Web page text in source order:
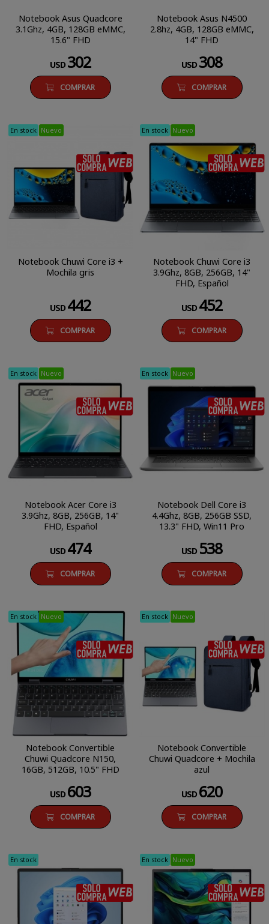
Notebook Asus Quadcore
3.1Ghz, 4GB, 128GB eMMC,
15.6" FHD
USD 302
COMPRAR
Notebook Asus N4500
2.8hz, 4GB, 128GB eMMC,
14" FHD
USD 308
COMPRAR
En stock
SÓLO COMPRA WEB
Nuevo
Notebook Chuwi Core i3 +
Mochila gris
USD 442
COMPRAR
En stock Nuevo
Notebook Chuwi Core i3
3.9Ghz, 8GB, 256GB, 14"
FHD, Español
USD 452
COMPRAR
En stock
SÓLO COMPRA WEB
Nuevo
Notebook Acer Core i3
3.9Ghz, 8GB, 256GB, 14"
FHD, Español
USD 474
COMPRAR
En stock Nuevo
Notebook Dell Core i3
4.4Ghz, 8GB, 256GB SSD,
13.3" FHD, Win11 Pro
USD 538
COMPRAR
En stock
SÓLO COMPRA WEB
Nuevo
Notebook Convertible
Chuwi Quadcore N150,
16GB, 512GB, 10.5" FHD
USD 603
COMPRAR
En stock Nuevo
Notebook Convertible
Chuwi Quadcore + Mochila
azul
USD 620
COMPRAR
En stock
SÓLO COMPRA WEB
En stock Nuevo